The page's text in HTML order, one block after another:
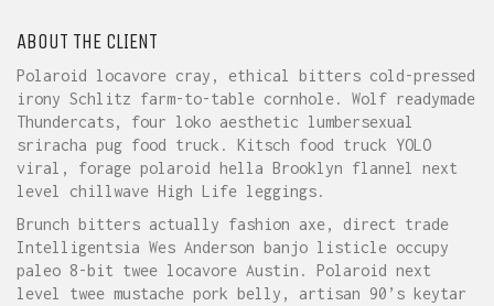
ABOUT THE CLIENT
Polaroid locavore cray, ethical bitters cold-pressed
irony Schlitz farm-to-table cornhole. Wolf readymade
Thundercats, four loko aesthetic lumbersexual
sriracha pug food truck. Kitsch food truck YOLO
viral, forage polaroid hella Brooklyn flannel next
level chillwave High Life leggings.
Brunch bitters actually fashion axe, direct trade
Intelligentsia Wes Anderson banjo listicle occupy
paleo 8-bit twee locavore Austin. Polaroid next
level twee mustache pork belly, artisan 90’s keytar